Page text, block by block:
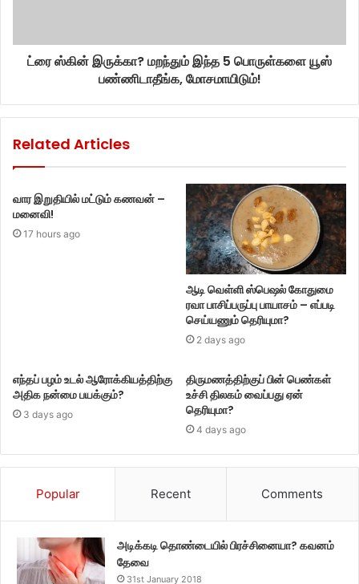
ட்ரை ஸ்கின் இருக்கா? மறந்தும் இந்த 5 பொருள்களை யூஸ்
பண்ணிடாதீங்க, மோசமாயிடும்!
Related Articles
வார இறுதியில் மட்டும் கணவன் –
மனைவி!
17 hours ago
ஆடி வெள்ளி ஸ்பெஷல் கோதுமை
ரவா பாசிப்பருப்பு பாயாசம் – எப்படி
செய்யணும் தெரியுமா?
2 days ago
எந்தப் பழம் உடல் ஆரோக்கியத்திற்கு
அதிக நன்மை பயக்கும்?
3 days ago
திருமணத்திற்குப் பின் பெண்கள்
உச்சி திலகம் வைப்பது ஏன்
தெரியுமா?
4 days ago
Popular Recent Comments
அடிக்கடி தொண்டையில் பிரச்சினையா? கவனம்
தேவை
31st January 2018